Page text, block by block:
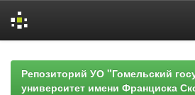
navigationРепозиторий УО "Гомельский
университет имени Франциска